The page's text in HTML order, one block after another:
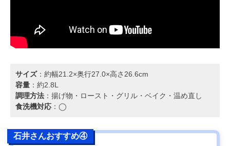
サイズ：約幅21.2×奥行27.0×高さ26.6cm
容量 ：約2.8L
調理方法 ：揚げ物・ロースト・グリル・ベイク・温め直し
食洗機対応 ：◯
石井さんおすすめ④